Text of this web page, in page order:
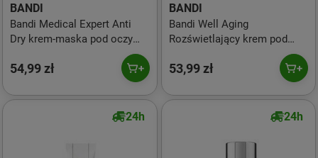
BANDI
Bandi Medical Expert Anti
Dry krem-maska pod oczy
nawilżająco-naprawcza 30ml
54,99 zł
BANDI
Bandi Well Aging
Rozświetlający krem pod
53,99 zł
24h 24h